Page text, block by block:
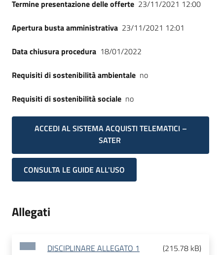
Termine presentazione delle offerte 23/11/2021 12:00
Apertura busta amministrativa 23/11/2021 12:01
Data chiusura procedura 18/01/2022
Requisiti di sostenibilità ambientale no
Requisiti di sostenibilità sociale no
ACCEDI AL SISTEMA ACQUISTI TELEMATICI –
SATER
CONSULTA LE GUIDE ALL'USO
Allegati
DISCIPLINARE ALLEGATO 1 (215.78 kB)